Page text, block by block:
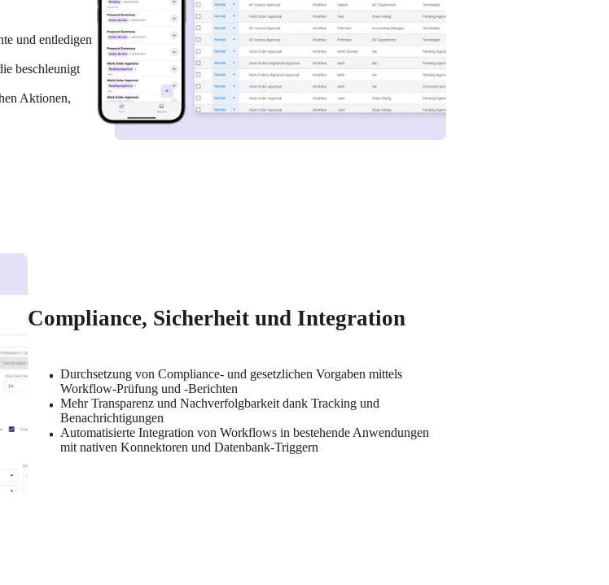
und entledigen
beschleunigt
Aktionen,
Compliance, Sicherheit und Integration
Durchsetzung von Compliance- und gesetzlichen Vorgaben mittels
Workflow-Prüfung und -Berichten
Mehr Transparenz und Nachverfolgbarkeit dank Tracking und
Benachrichtigungen
Automatisierte Integration von Workflows in bestehende Anwendungen
mit nativen Konnektoren und Datenbank-Triggern